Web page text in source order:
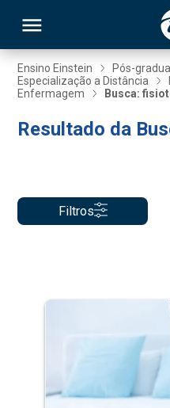
Ensino Einstein Pós-
Especialização a Distância
Enfermagem
Busca:
Resultado da
Filtros